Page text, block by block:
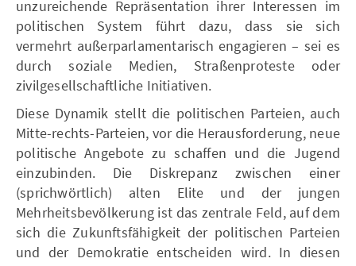
unzureichende Repräsentation ihrer Interessen im
politischen System führt dazu, dass sie sich
vermehrt außerparlamentarisch engagieren – sei es
durch soziale Medien, Straßenproteste oder
zivilgesellschaftliche Initiativen.
Diese Dynamik stellt die politischen Parteien, auch
Mitte-rechts-Parteien, vor die Herausforderung, neue
politische Angebote zu schaffen und die Jugend
einzubinden. Die Diskrepanz zwischen einer
(sprichwörtlich) alten Elite und der jungen
Mehrheitsbevölkerung ist das zentrale Feld, auf dem
sich die Zukunftsfähigkeit der politischen Parteien
und der Demokratie entscheiden wird. In diesen